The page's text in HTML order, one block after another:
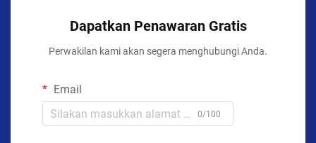
Dapatkan Penawaran Gratis
Perwakilan kami akan segera menghubungi Anda.
Email
0/100